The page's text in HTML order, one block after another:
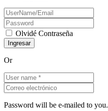
Olvidé Contraseña
Or
Password will be e-mailed to you.